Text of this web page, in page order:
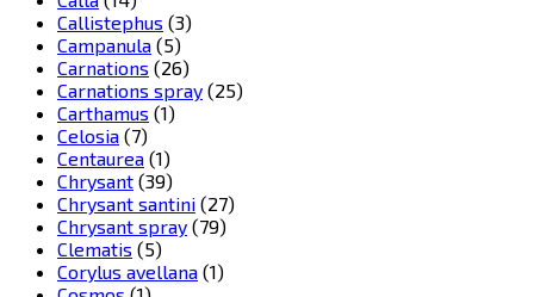
Callistephus (3)
Campanula (5)
Carnations (26)
Carnations spray (25)
Carthamus (1)
Celosia (7)
Centaurea (1)
Chrysant (39)
Chrysant santini (27)
Chrysant spray (79)
Clematis (5)
Corylus avellana (1)